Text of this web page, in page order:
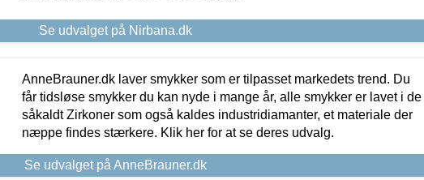
Se udvalget på Nirbana.dk
AnneBrauner.dk laver smykker som er tilpasset markedets trend. Du
får tidsløse smykker du kan nyde i mange år, alle smykker er lavet i de
såkaldt Zirkoner som også kaldes industridiamanter, et materiale der
næppe findes stærkere. Klik her for at se deres udvalg.
Se udvalget på AnneBrauner.dk